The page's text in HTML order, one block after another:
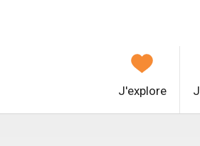
J'explore